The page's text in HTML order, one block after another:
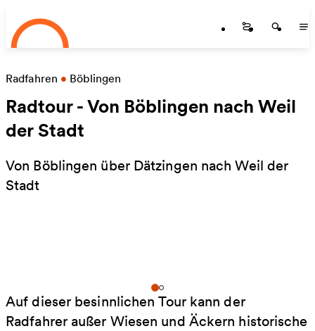
Zum Hauptinhalt springen
Startseite
Radfahren • Böblingen
Radtour - Von Böblingen nach Weil
der Stadt
Von Böblingen über Dätzingen nach Weil der
Stadt
Auf dieser besinnlichen Tour kann der
Radfahrer außer Wiesen und Äckern historische